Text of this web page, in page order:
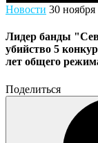
Новости 30 ноября
Лидер банды
убийство 5
лет общего
Поделиться